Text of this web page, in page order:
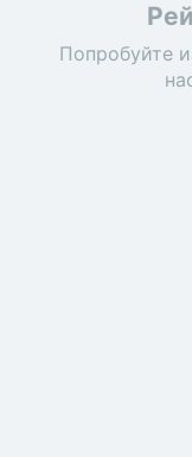
Попробуйте